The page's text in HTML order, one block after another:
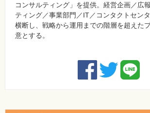
コンサルティング」を提供。経営企画／広
ティング／事業部門／IT／コンタクトセン
横断し、戦略から運用までの階層を超えた
意とする。